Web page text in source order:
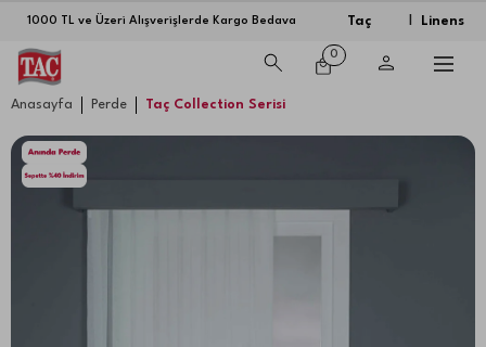
1000 TL ve Üzeri Alışverişlerde Kargo Bedava Taç Linens
0
Anasayfa Perde Taç Collection Serisi